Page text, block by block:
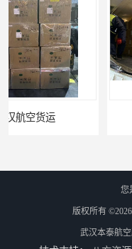
文件航空快运
您
版权所有
武汉本泰航